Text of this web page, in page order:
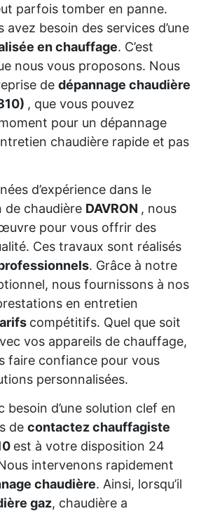
parfois tomber en panne.
avez besoin des services d’une
en chauffage. C’est
nous vous proposons. Nous
de dépannage chaudière
, que vous pouvez
pour un dépannage
chaudière rapide et pas
d’expérience dans le
de chaudière DAVRON , nous
pour vous offrir des
Ces travaux sont réalisés
. Grâce à notre
nous fournissons à nos
en entretien
compétitifs. Quel que soit
vos appareils de chauffage,
faire confiance pour vous
personnalisées.
besoin d’une solution clef en
de contactez chauffagiste
est à votre disposition 24
intervenons rapidement
chaudière. Ainsi, lorsqu’il
gaz, chaudière a